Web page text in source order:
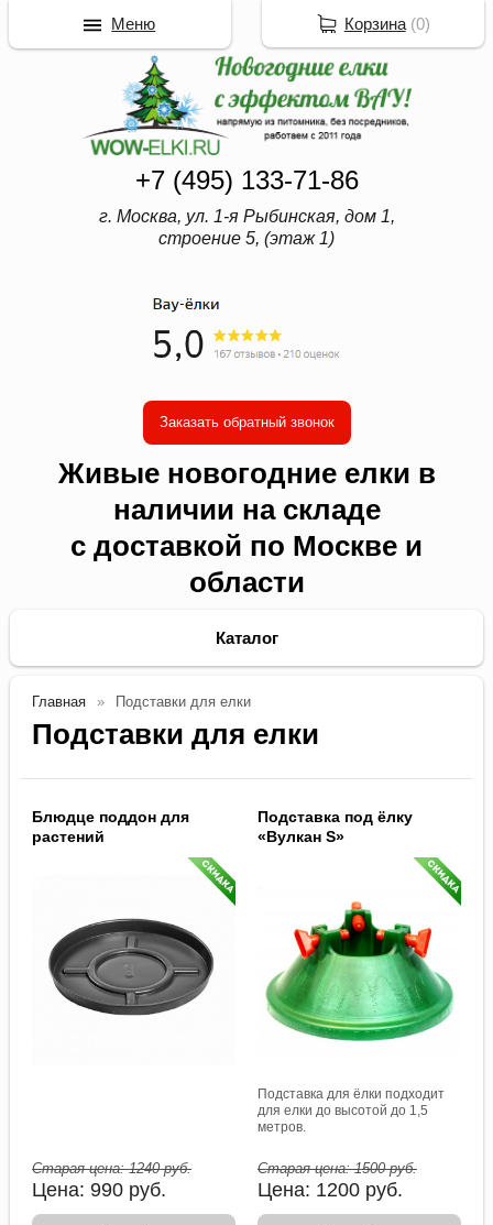
+7 (495) 133-71-86
г. Москва, ул. 1-я Рыбинская, дом 1,
строение 5, (этаж 1)
Заказать обратный звонок
Живые новогодние елки в
наличии на складе
с доставкой по Москве и
области
Каталог
Главная Подставки для елки
Подставки для елки
Блюдце поддон для
растений
Старая цена:1240руб.
Цена:990 руб.
Подставка под ёлку
«Вулкан S»
Подставка для ёлки подходит
для елки до высотой до 1,5
метров.
Старая цена:1500руб.
Цена: 1200 руб.
Корзина(0)
Меню